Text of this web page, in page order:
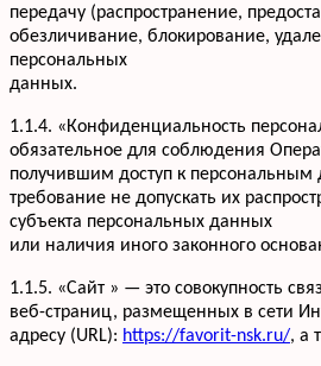
передачу (распространение,
обезличивание, блокирование,
персональных
данных.
1.1.4. «Конфиденциальность
обязательное для соблюдения
получившим доступ к
требование не допускать их
субъекта персональных данных
или наличия иного законного
1.1.5. «Сайт » — это совокупность
веб-страниц, размещенных в сети
адресу (URL): https://favorit-nsk.ru/, а